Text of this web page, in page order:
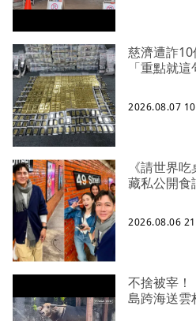
慈濟遭詐
「重點就
2026.08.07
《請世界
藏私公開食
2026.08.06
不捨被宰
島跨海送雲